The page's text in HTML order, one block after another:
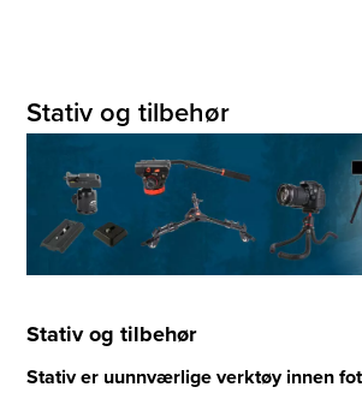
Stativ og tilbehør
Stativ og tilbehør
Stativ er uunnværlige verktøy innen